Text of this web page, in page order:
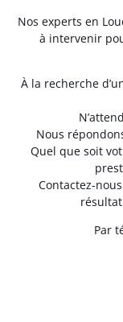
Nos experts en
à intervenir
À la recherche
Nous
Quel que soit
Contactez-
Par